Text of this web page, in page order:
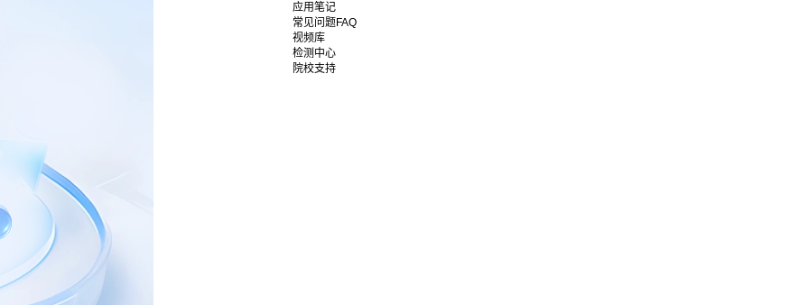
应用笔记
常见问题FAQ
视频库
检测中心
院校支持